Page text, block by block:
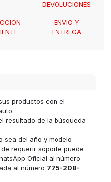
DEVOLUCIONES
ENVIO Y
ENTREGA
productos con el
resultado de la búsqueda
sea del año y modelo
requerir soporte puede
Oficial al número
al número 775-208-